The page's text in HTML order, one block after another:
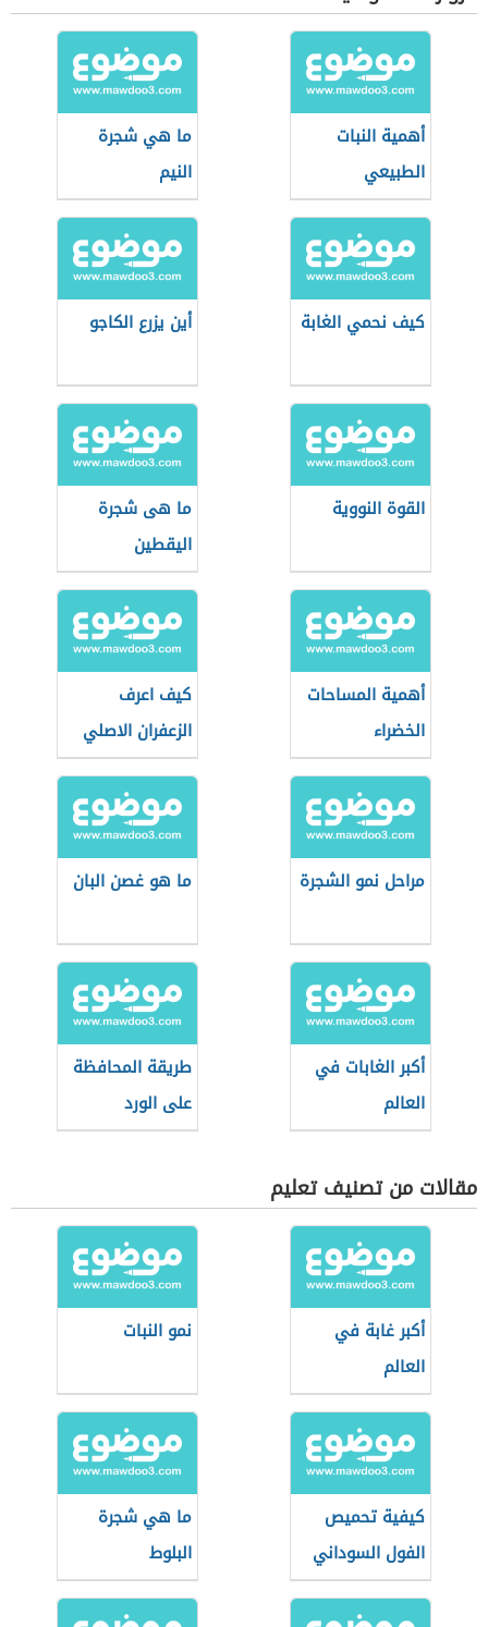
أهمية النبات
الطبيعي
ما هي شجرة
النيم
كيف نحمي الغابة أين يزرع الكاجو
القوة النووية
ما هى شجرة
اليقطين
أهمية المساحات
الخضراء
كيف اعرف
الزعفران الاصلي
مراحل نمو الشجرة ما هو غصن البان
أكبر الغابات في
العالم
طريقة المحافظة
على الورد
الطبيعي
مقالات من تصنيف تعليم
أكبر غابة في
العالم
نمو النبات
كيفية تحميص
الفول السوداني
ما هي شجرة
البلوط